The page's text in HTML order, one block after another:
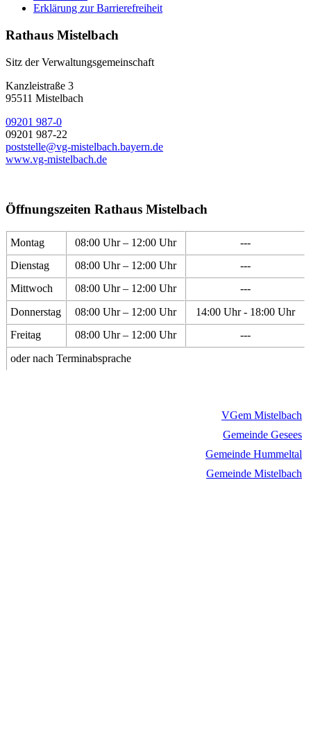
Erklärung zur Barrierefreiheit
Rathaus Mistelbach
Sitz der Verwaltungsgemeinschaft
Kanzleistraße 3
95511 Mistelbach
09201 987-0
09201 987-22
poststelle@vg-mistelbach.bayern.de
www.vg-mistelbach.de
Öffnungszeiten Rathaus Mistelbach
Montag 08:00 Uhr – 12:00 Uhr
---
Dienstag
08:00 Uhr – 12:00 Uhr
---
Mittwoch
08:00 Uhr – 12:00 Uhr
---
Donnerstag
08:00 Uhr – 12:00 Uhr
14:00 Uhr - 18:00 Uhr
Freitag
08:00 Uhr – 12:00 Uhr
---
oder nach Terminabsprache
VGem Mistelbach
Gemeinde Gesees
Gemeinde Hummeltal
Gemeinde Mistelbach